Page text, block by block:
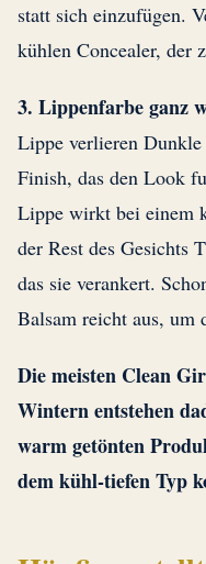
statt sich einzufügen.
kühlen Concealer, der
3. Lippenfarbe ganz
Lippe verlieren
Finish, das den Look
Lippe wirkt bei einem
der Rest des Gesichts
das sie verankert.
Balsam reicht aus, um
Die meisten Clean
Wintern entstehen
warm getönten
dem kühl-tiefen Typ